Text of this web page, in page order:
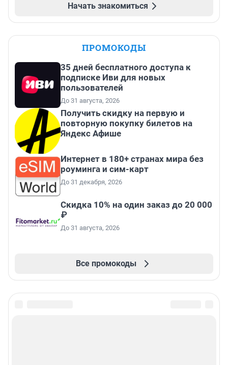
Начать знакомиться
ПРОМОКОДЫ
35 дней бесплатного доступа к
подписке Иви для новых
пользователей
До 31 августа, 2026
Получить скидку на первую и
повторную покупку билетов на
Яндекс Афише
Интернет в 180+ странах мира без
роуминга и сим-карт
До 31 декабря, 2026
Скидка 10% на один заказ до 20 000
₽
До 31 августа, 2026
Все промокоды